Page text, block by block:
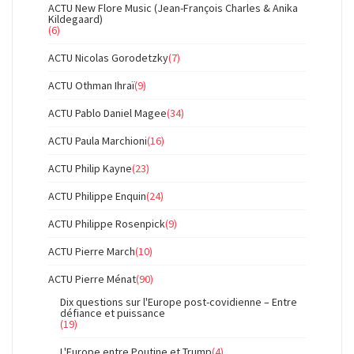
ACTU New Flore Music (Jean-François Charles & Anika
Kildegaard)
(6)
ACTU Nicolas Gorodetzky(7)
ACTU Othman Ihraï(9)
ACTU Pablo Daniel Magee(34)
ACTU Paula Marchioni(16)
ACTU Philip Kayne(23)
ACTU Philippe Enquin(24)
ACTU Philippe Rosenpick(9)
ACTU Pierre March(10)
ACTU Pierre Ménat(90)
Dix questions sur l'Europe post-covidienne – Entre
défiance et puissance
(19)